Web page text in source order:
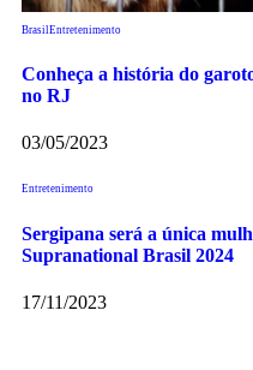
Brasil Entretenimento
Conheça a história do
no RJ
03/05/2023
Entretenimento
Sergipana será a única
Supranational Brasil 2024
17/11/2023